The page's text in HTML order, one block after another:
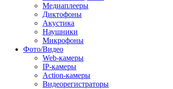
Медиаплееры
Диктофоны
Акустика
Наушники
Микрофоны
Фото/Видео
Web-камеры
IP-камеры
Action-камеры
Видеорегистраторы